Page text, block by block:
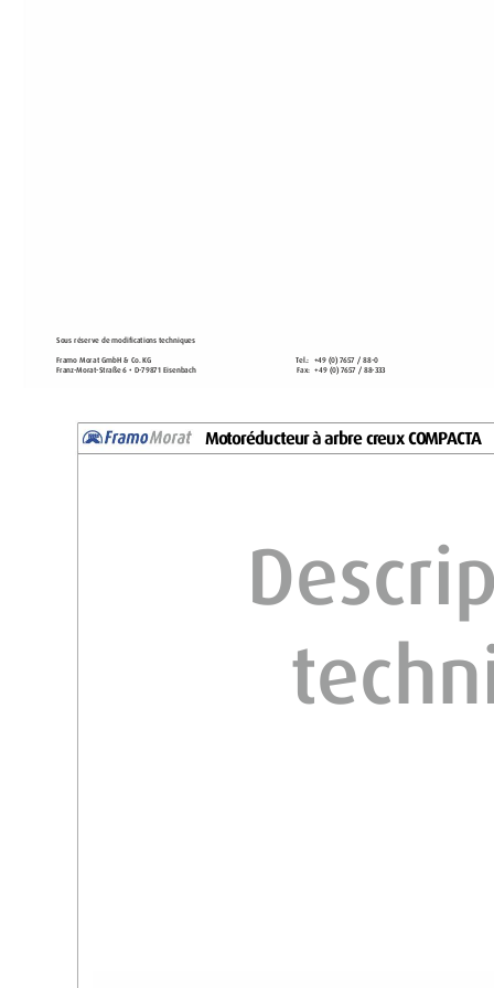
Sous réserve de modifications techniques
Framo Morat GmbH & Co. KG Tel.: +49 (0) 7657 / 88-0
Franz-Morat-Straße 6 • D-79871 Eisenbach Fax: +49 (0) 7657 / 88-333
Motoréducteurà arbre creux COMPACTA
t